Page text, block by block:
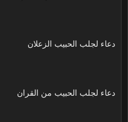
دعاء لجلب الحبيب الزعلان
دعاء لجلب الحبيب من القران